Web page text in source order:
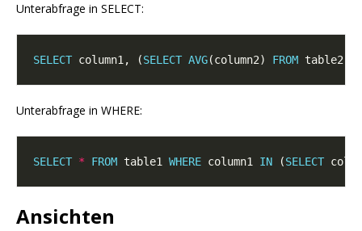
Unterabfrage in SELECT:
SELECT column1, (SELECT AVG(column2) FROM table2)
Unterabfrage in WHERE:
SELECT * FROM table1 WHERE column1 IN (SELECT
Ansichten